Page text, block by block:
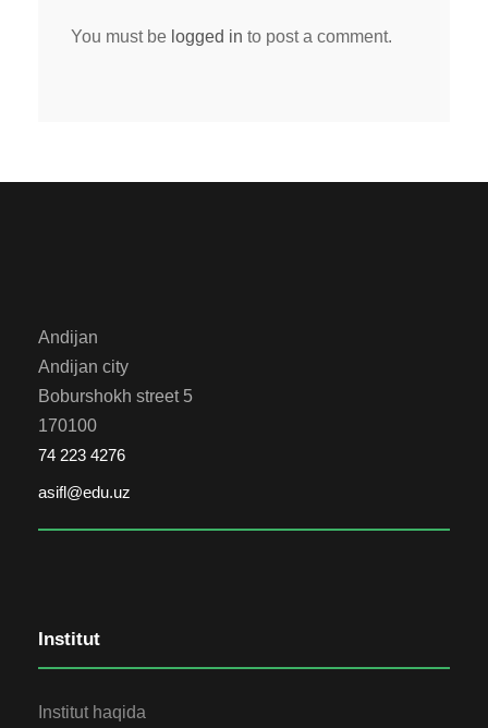
You must be logged in to post a comment.
Andijan
Andijan city
Boburshokh street 5
170100
74 223 4276
asifl@edu.uz
Institut
Institut haqida